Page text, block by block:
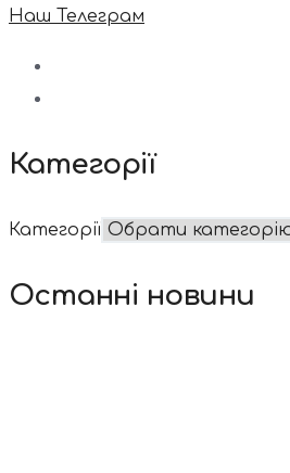
Наш Телеграм
Категорії
Категорії
Останні новини